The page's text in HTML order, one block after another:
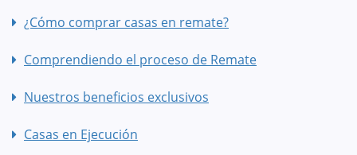
¿Cómo comprar casas en remate?
Comprendiendo el proceso de Remate
Nuestros beneficios exclusivos
Casas en Ejecución